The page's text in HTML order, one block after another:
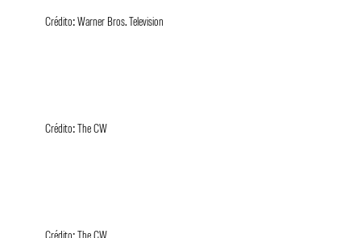
Crédito: Warner Bros. Television
Crédito: The CW
Crédito: The CW